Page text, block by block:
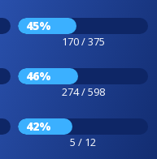
45%
170 / 375
46%
274 / 598
42%
5 / 12